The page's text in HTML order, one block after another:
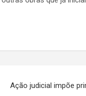
Ação judicial impõe